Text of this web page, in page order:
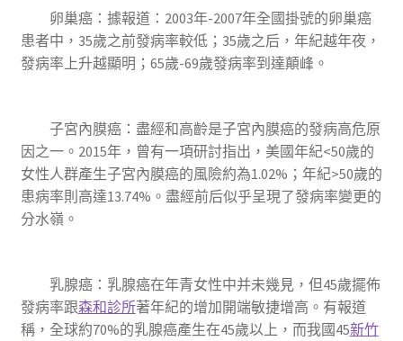
卵巢癌：據報道：2003年-2007年全國掛號的卵巢癌
患者中，35歲之前發病率較低；35歲之后，年紀越年夜，
發病率上升越顯明；65歲-69歲發病率到達顛峰。
子宮內膜癌：盡經和高齡是子宮內膜癌的發病高危原
因之一。2015年，曾有一項研討指出，美國年紀<50歲的
女性人群產生子宮內膜癌的風險約為1.02%；年紀>50歲的
患病率則高達13.74%。盡經前后似乎呈現了發病率變更的
分水嶺。
乳腺癌：乳腺癌在年青女性中并未幾見，但45歲擺佈
發病率跟森和診所著年紀的增加開端敏捷增高。有報道
稱，全球約70%的乳腺癌產生在45歲以上，而我國45新竹